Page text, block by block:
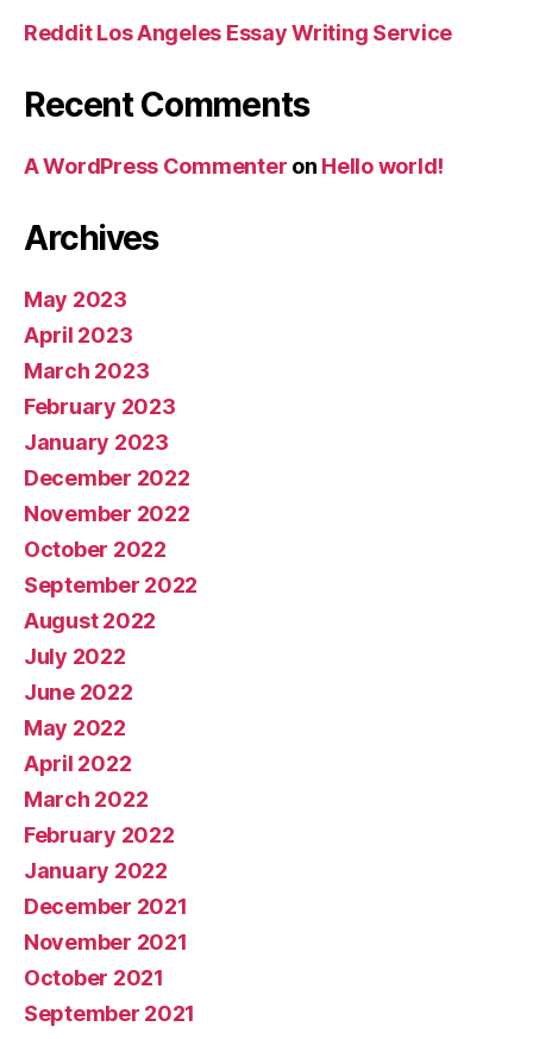
Reddit Los Angeles Essay Writing Service
Recent Comments
A WordPress Commenter on Hello world!
Archives
May 2023
April 2023
March 2023
February 2023
January 2023
December 2022
November 2022
October 2022
September 2022
August 2022
July 2022
June 2022
May 2022
April 2022
March 2022
February 2022
January 2022
December 2021
November 2021
October 2021
September 2021